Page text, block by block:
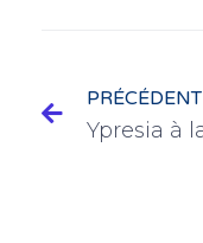
PRÉCÉDENT